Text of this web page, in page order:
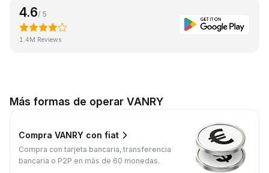
4.6/ 5
1.4M Reviews
Más formas de operar VANRY
Compra VANRY con fiat
Compra con tarjeta bancaria, transferencia
bancaria o P2P en más de 60 monedas.